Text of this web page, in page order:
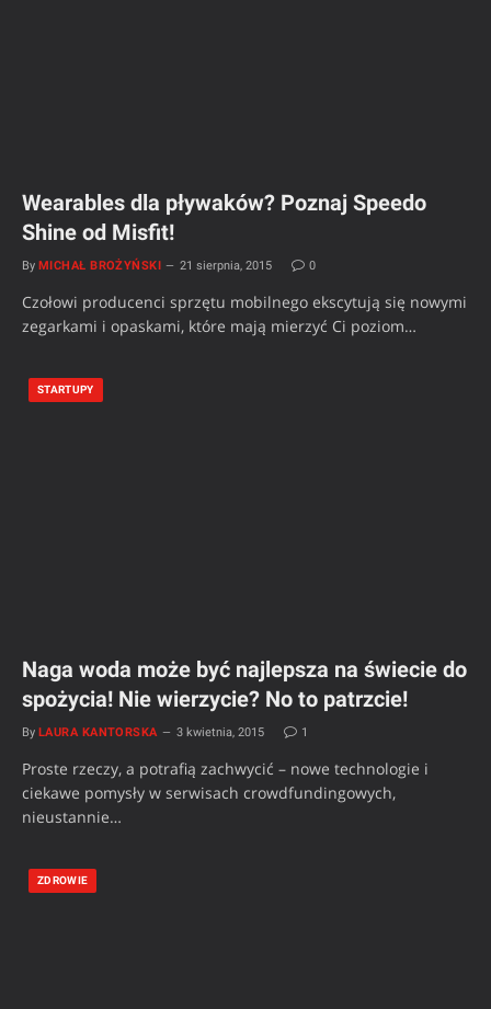
Wearables dla pływaków? Poznaj Speedo
Shine od Misfit!
By MICHAŁ BROŻYŃSKI 21 sierpnia, 2015 0
Czołowi producenci sprzętu mobilnego ekscytują się nowymi
zegarkami i opaskami, które mają mierzyć Ci poziom…
STARTUPY
Naga woda może być najlepsza na świecie do
spożycia! Nie wierzycie? No to patrzcie!
By LAURA KANTORSKA 3 kwietnia, 2015 1
Proste rzeczy, a potrafią zachwycić – nowe technologie i
ciekawe pomysły w serwisach crowdfundingowych,
nieustannie…
ZDROWIE